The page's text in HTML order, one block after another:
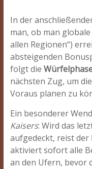
In der
man, ob man
allen Regionen“)
absteigenden
folgt die
nächsten Zug, um
Voraus planen zu
Ein besonderer
Kaisers: Wird das
aufgedeckt, reist der
aktiviert sofort alle
an den Ufern, bevor